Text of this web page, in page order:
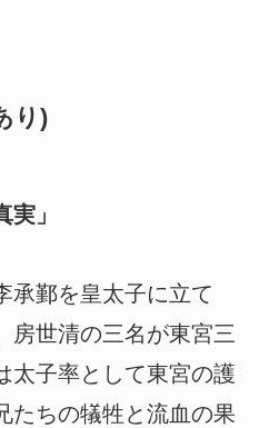
り)
」
承鄞を皇太子に立て
房世清の三名が東宮三
太子率として東宮の護
たちの犠牲と流血の果